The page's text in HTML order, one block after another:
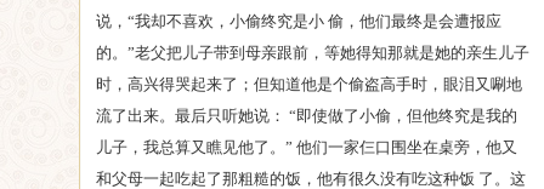
说，“我却不喜欢，小偷终究是小 偷，他们最终是会遭报应
的。”老父把儿子带到母亲跟前，等她得知那就是她的亲生儿子
时，高兴得哭起来了；但知道他是个偷盗高手时，眼泪又唰地
流了出来。最后只听她说： “即使做了小偷，但他终究是我的
儿子，我总算又瞧见他了。” 他们一家仨口围坐在桌旁，他又
和父母一起吃起了那粗糙的饭，他有很久没有吃这种饭 了。这